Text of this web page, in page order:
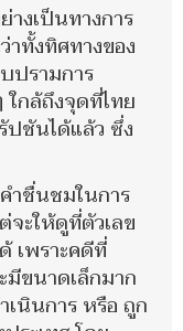
างเป็นทางการ
าทั้งทิศทางของ
ปรามการ
ใกล้ถึงจุดที่ไทย
ปชันได้แล้ว ซึ่ง
ำชื่นชมในการ
ะให้ดูที่ตัวเลข
เพราะคดีที่
มีขนาดเล็กมาก
เนินการ หรือ ถูก